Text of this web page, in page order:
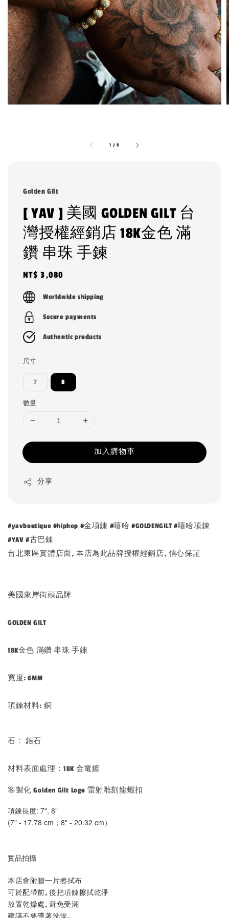
1 /8
Golden Gilt
[ YAV ] 美國 GOLDEN GILT 台
灣授權經銷店 18K金色 滿
鑽 串珠 手鍊
Regular
price
NT$ 3,080
Worldwide shipping
Secure payments
Authentic products
尺寸
7 8
數量
加入購物車
分享
#yavboutique #hiphop #金項鍊 #嘻哈 #GOLDENGILT #嘻哈項錬
#YAV #古巴錬
台北東區實體店面, 本店為此品牌授權經銷店, 信心保証
美國東岸街頭品牌
GOLDEN GILT
18K金色 滿鑽 串珠 手鍊
寬度: 6MM
項鍊材料: 銅
石： 鋯石
材料表面處理：18K 金電鍍
客製化 Golden Gilt Logo 雷射雕刻龍蝦扣
項鍊長度: 7", 8"
(7" - 17.78 cm；8" - 20.32 cm）
實品拍攝
本店會附贈一片擦拭布
可於配帶前, 後把項錬擦拭乾淨
放置乾燥處, 避免受潮